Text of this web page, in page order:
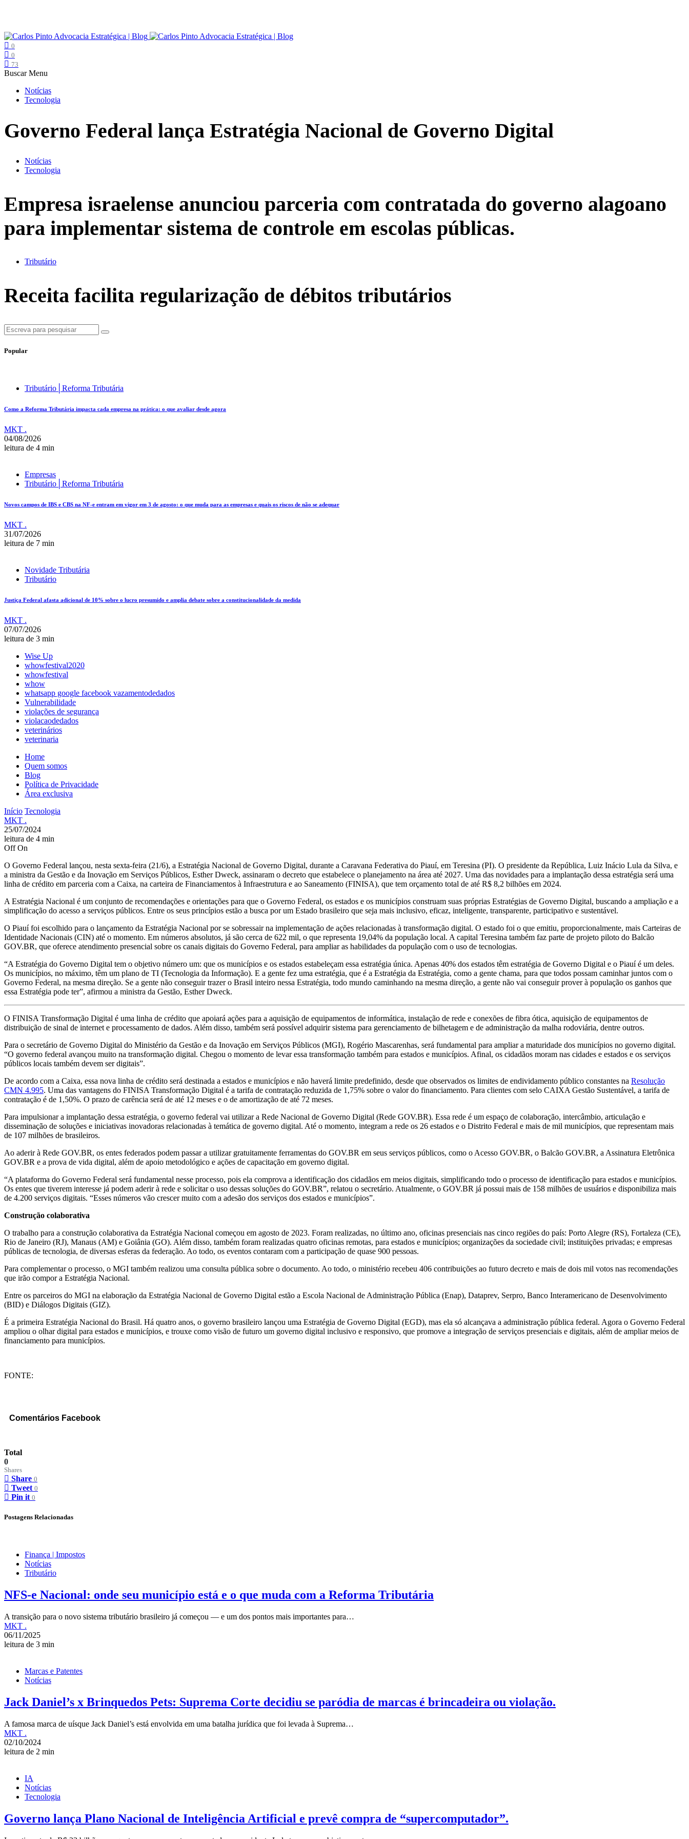
0
0
73
Buscar Menu
Notícias
Tecnologia
Governo Federal lança Estratégia Nacional de Governo Digital
Notícias
Tecnologia
Empresa israelense anunciou parceria com contratada do governo alagoano
para implementar sistema de controle em escolas públicas.
Tributário
Receita facilita regularização de débitos tributários
Popular
Tributário│Reforma Tributária
Como a Reforma Tributária impacta cada empresa na prática: o que avaliar desde agora
MKT .
04/08/2026
leitura de 4 min
Empresas
Tributário│Reforma Tributária
Novos campos de IBS e CBS na NF-e entram em vigor em 3 de agosto: o que muda para as empresas e quais os riscos de não se adequar
MKT .
31/07/2026
leitura de 7 min
Novidade Tributária
Tributário
Justiça Federal afasta adicional de 10% sobre o lucro presumido e amplia debate sobre a constitucionalidade da medida
MKT .
07/07/2026
leitura de 3 min
Wise Up
whowfestival2020
whowfestival
whow
whatsapp google facebook vazamentodedados
Vulnerabilidade
violações de segurança
violacaodedados
veterinários
veterinaria
Home
Quem somos
Blog
Política de Privacidade
Área exclusiva
Início Tecnologia
MKT .
25/07/2024
leitura de 4 min
Off On
O Governo Federal lançou, nesta sexta-feira (21/6), a Estratégia Nacional de Governo Digital, durante a Caravana Federativa do Piauí, em Teresina (PI). O presidente da República, Luiz Inácio Lula da Silva, e
a ministra da Gestão e da Inovação em Serviços Públicos, Esther Dweck, assinaram o decreto que estabelece o planejamento na área até 2027. Uma das novidades para a implantação dessa estratégia será uma
linha de crédito em parceria com a Caixa, na carteira de Financiamentos à Infraestrutura e ao Saneamento (FINISA), que tem orçamento total de até R$ 8,2 bilhões em 2024.
A Estratégia Nacional é um conjunto de recomendações e orientações para que o Governo Federal, os estados e os municípios construam suas próprias Estratégias de Governo Digital, buscando a ampliação e a
simplificação do acesso a serviços públicos. Entre os seus princípios estão a busca por um Estado brasileiro que seja mais inclusivo, eficaz, inteligente, transparente, participativo e sustentável.
O Piauí foi escolhido para o lançamento da Estratégia Nacional por se sobressair na implementação de ações relacionadas à transformação digital. O estado foi o que emitiu, proporcionalmente, mais Carteiras de
Identidade Nacionais (CIN) até o momento. Em números absolutos, já são cerca de 622 mil, o que representa 19,04% da população local. A capital Teresina também faz parte de projeto piloto do Balcão
GOV.BR, que oferece atendimento presencial sobre os canais digitais do Governo Federal, para ampliar as habilidades da população com o uso de tecnologias.
“A Estratégia do Governo Digital tem o objetivo número um: que os municípios e os estados estabeleçam essa estratégia única. Apenas 40% dos estados têm estratégia de Governo Digital e o Piauí é um deles.
Os municípios, no máximo, têm um plano de TI (Tecnologia da Informação). E a gente fez uma estratégia, que é a Estratégia da Estratégia, como a gente chama, para que todos possam caminhar juntos com o
Governo Federal, na mesma direção. Se a gente não conseguir trazer o Brasil inteiro nessa Estratégia, todo mundo caminhando na mesma direção, a gente não vai conseguir prover à população os ganhos que
essa Estratégia pode ter”, afirmou a ministra da Gestão, Esther Dweck.
O FINISA Transformação Digital é uma linha de crédito que apoiará ações para a aquisição de equipamentos de informática, instalação de rede e conexões de fibra ótica, aquisição de equipamentos de
distribuição de sinal de internet e processamento de dados. Além disso, também será possível adquirir sistema para gerenciamento de bilhetagem e de administração da malha rodoviária, dentre outros.
Para o secretário de Governo Digital do Ministério da Gestão e da Inovação em Serviços Públicos (MGI), Rogério Mascarenhas, será fundamental para ampliar a maturidade dos municípios no governo digital.
“O governo federal avançou muito na transformação digital. Chegou o momento de levar essa transformação também para estados e municípios. Afinal, os cidadãos moram nas cidades e estados e os serviços
públicos locais também devem ser digitais”.
De acordo com a Caixa, essa nova linha de crédito será destinada a estados e municípios e não haverá limite predefinido, desde que observados os limites de endividamento público constantes na Resolução
CMN 4.995. Uma das vantagens do FINISA Transformação Digital é a tarifa de contratação reduzida de 1,75% sobre o valor do financiamento. Para clientes com selo CAIXA Gestão Sustentável, a tarifa de
contratação é de 1,50%. O prazo de carência será de até 12 meses e o de amortização de até 72 meses.
Para impulsionar a implantação dessa estratégia, o governo federal vai utilizar a Rede Nacional de Governo Digital (Rede GOV.BR). Essa rede é um espaço de colaboração, intercâmbio, articulação e
disseminação de soluções e iniciativas inovadoras relacionadas à temática de governo digital. Até o momento, integram a rede os 26 estados e o Distrito Federal e mais de mil municípios, que representam mais
de 107 milhões de brasileiros.
Ao aderir à Rede GOV.BR, os entes federados podem passar a utilizar gratuitamente ferramentas do GOV.BR em seus serviços públicos, como o Acesso GOV.BR, o Balcão GOV.BR, a Assinatura Eletrônica
GOV.BR e a prova de vida digital, além de apoio metodológico e ações de capacitação em governo digital.
“A plataforma do Governo Federal será fundamental nesse processo, pois ela comprova a identificação dos cidadãos em meios digitais, simplificando todo o processo de identificação para estados e municípios.
Os entes que tiverem interesse já podem aderir à rede e solicitar o uso dessas soluções do GOV.BR”, relatou o secretário. Atualmente, o GOV.BR já possui mais de 158 milhões de usuários e disponibiliza mais
de 4.200 serviços digitais. “Esses números vão crescer muito com a adesão dos serviços dos estados e municípios”.
Construção colaborativa
O trabalho para a construção colaborativa da Estratégia Nacional começou em agosto de 2023. Foram realizadas, no último ano, oficinas presenciais nas cinco regiões do país: Porto Alegre (RS), Fortaleza (CE),
Rio de Janeiro (RJ), Manaus (AM) e Goiânia (GO). Além disso, também foram realizadas quatro oficinas remotas, para estados e municípios; organizações da sociedade civil; instituições privadas; e empresas
públicas de tecnologia, de diversas esferas da federação. Ao todo, os eventos contaram com a participação de quase 900 pessoas.
Para complementar o processo, o MGI também realizou uma consulta pública sobre o documento. Ao todo, o ministério recebeu 406 contribuições ao futuro decreto e mais de dois mil votos nas recomendações
que irão compor a Estratégia Nacional.
Entre os parceiros do MGI na elaboração da Estratégia Nacional de Governo Digital estão a Escola Nacional de Administração Pública (Enap), Dataprev, Serpro, Banco Interamericano de Desenvolvimento
(BID) e Diálogos Digitais (GIZ).
É a primeira Estratégia Nacional do Brasil. Há quatro anos, o governo brasileiro lançou uma Estratégia de Governo Digital (EGD), mas ela só alcançava a administração pública federal. Agora o Governo Federal
ampliou o olhar digital para estados e municípios, e trouxe como visão de futuro um governo digital inclusivo e responsivo, que promove a integração de serviços presenciais e digitais, além de ampliar meios de
financiamento para municípios.
FONTE:
Comentários Facebook
Total
0
Shares
Share 0
Tweet 0
Pin it 0
Postagens Relacionadas
Finança | Impostos
Notícias
Tributário
NFS-e Nacional: onde seu município está e o que muda com a Reforma Tributária
A transição para o novo sistema tributário brasileiro já começou — e um dos pontos mais importantes para…
MKT .
06/11/2025
leitura de 3 min
Marcas e Patentes
Notícias
Jack Daniel’s x Brinquedos Pets: Suprema Corte decidiu se paródia de marcas é brincadeira ou violação.
A famosa marca de uísque Jack Daniel’s está envolvida em uma batalha jurídica que foi levada à Suprema…
MKT .
02/10/2024
leitura de 2 min
IA
Notícias
Tecnologia
Governo lança Plano Nacional de Inteligência Artificial e prevê compra de “supercomputador”.